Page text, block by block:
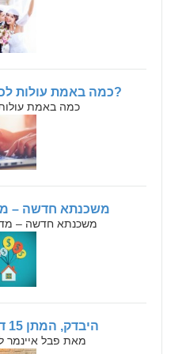
?כמה באמת עולות
כמה באמת עולות
משכנתא חדשה –
משכנתא חדשה –
היבדק, המתן 15 דקות וסע למלון
מאת פבל איינמר